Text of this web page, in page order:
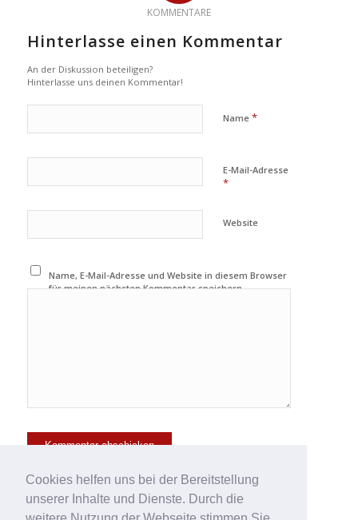
Cookies helfen uns bei der Bereitstellung
unserer Inhalte und Dienste. Durch die
KOMMENTARE
Hinterlasse einen Kommentar
An der Diskussion beteiligen?
Hinterlasse uns deinen Kommentar!
Name *
E-Mail-Adresse
*
Website
Name, E-Mail-Adresse und Website in diesem Browser
für meinen nächsten Kommentar speichern.